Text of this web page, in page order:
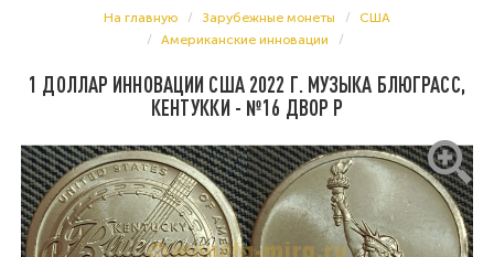
На главную Зарубежные монеты
США
Американские инновации
1 ДОЛЛАР ИННОВАЦИИ США 2022 Г. МУЗЫКА БЛЮГРАСС,
КЕНТУККИ - №16 ДВОР P